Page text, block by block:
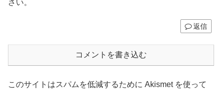
さい。
返信
コメントを書き込む
このサイトはスパムを低減するために Akismet を使って